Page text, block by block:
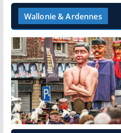
Wallonie & Ardennes